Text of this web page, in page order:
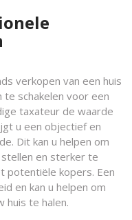
verkopen van een huis
schakelen voor een
taxateur de waarde
u een objectief en
Dit kan u helpen om
en sterker te
potentiële kopers. Een
en kan u helpen om
huis te halen.